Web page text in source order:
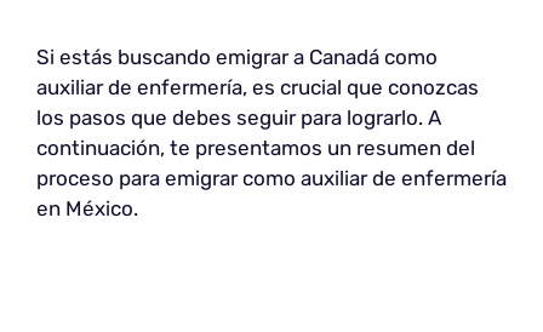
Si estás buscando emigrar a Canadá como
auxiliar de enfermería, es crucial que conozcas
los pasos que debes seguir para lograrlo. A
continuación, te presentamos un resumen del
proceso para emigrar como auxiliar de enfermería
en México.